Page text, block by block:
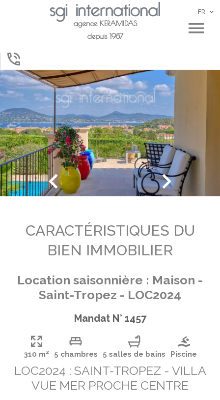
agence KERAMIDAS
depuis 1987
FR
CARACTÉRISTIQUES DU
BIEN IMMOBILIER
Location saisonnière : Maison -
Saint-Tropez - LOC2024
Mandat N° 1457
310 m² 5 chambres 5 salles de bains Piscine
LOC2024 : SAINT-TROPEZ - VILLA
VUE MER PROCHE CENTRE